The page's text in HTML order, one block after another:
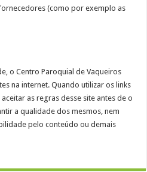
(como por exemplo as
o Centro Paroquial de Vaqueiros
na internet. Quando utilizar os links
as regras desse site antes de o
a qualidade dos mesmos, nem
pelo conteúdo ou demais